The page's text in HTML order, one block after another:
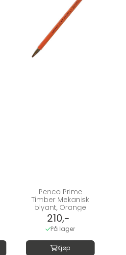
Penco Prime
Timber Mekanisk
blyant, Orange
210,-
På lager
Kjøp